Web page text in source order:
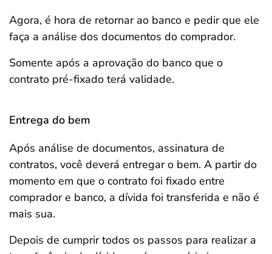
Agora, é hora de retornar ao banco e pedir que ele
faça a análise dos documentos do comprador.
Somente após a aprovação do banco que o
contrato pré-fixado terá validade.
Entrega do bem
Após análise de documentos, assinatura de
contratos, você deverá entregar o bem. A partir do
momento em que o contrato foi fixado entre
comprador e banco, a dívida foi transferida e não é
mais sua.
Depois de cumprir todos os passos para realizar a